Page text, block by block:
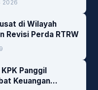
2026
di Wilayah
Revisi Perda RTRW
Panggil
Keuangan